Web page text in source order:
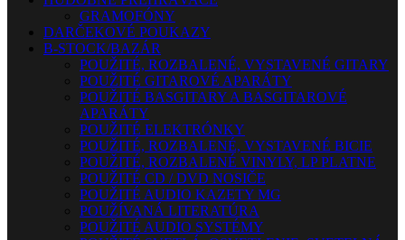
GRAMOFÓNY
DARČEKOVÉ POUKAZY
B-STOCK/BAZÁR
POUŽITÉ, ROZBALENÉ, VYSTAVENÉ GITARY
POUŽITÉ GITAROVÉ APARÁTY
POUŽITÉ BASGITARY A BASGITAROVÉ
APARÁTY
POUŽITÉ ELEKTRÓNKY
POUŽITÉ, ROZBALENÉ, VYSTAVENÉ BICIE
POUŽITÉ, ROZBALENÉ VINYLY, LP PLATNE
POUŽITÉ CD / DVD NOSIČE
POUŽITÉ AUDIO KAZETY MG
POUŽÍVANÁ LITERATÚRA
POUŽITÉ AUDIO SYSTÉMY